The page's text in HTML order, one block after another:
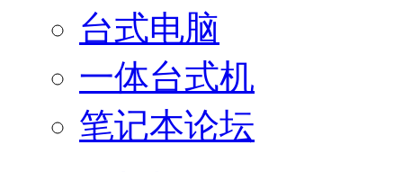
台式电脑
一体台式机
笔记本论坛